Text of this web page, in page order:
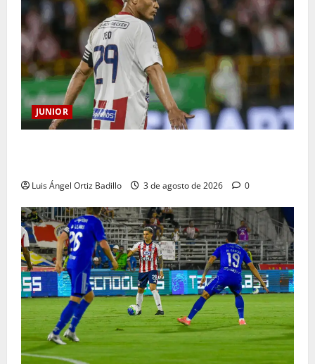
JUNIOR
Luis Ángel Ortiz Badillo 3 de agosto de 2026 0